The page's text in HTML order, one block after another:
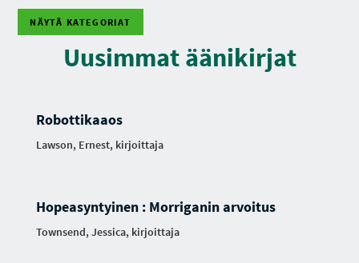
NÄYTÄ KATEGORIAT
Uusimmat äänikirjat
Robottikaaos
Lawson, Ernest, kirjoittaja
Hopeasyntyinen : Morriganin arvoitus
Townsend, Jessica, kirjoittaja